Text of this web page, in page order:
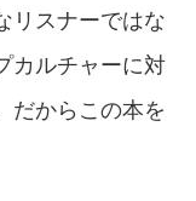
スナーではな
カルチャーに対
だからこの本を